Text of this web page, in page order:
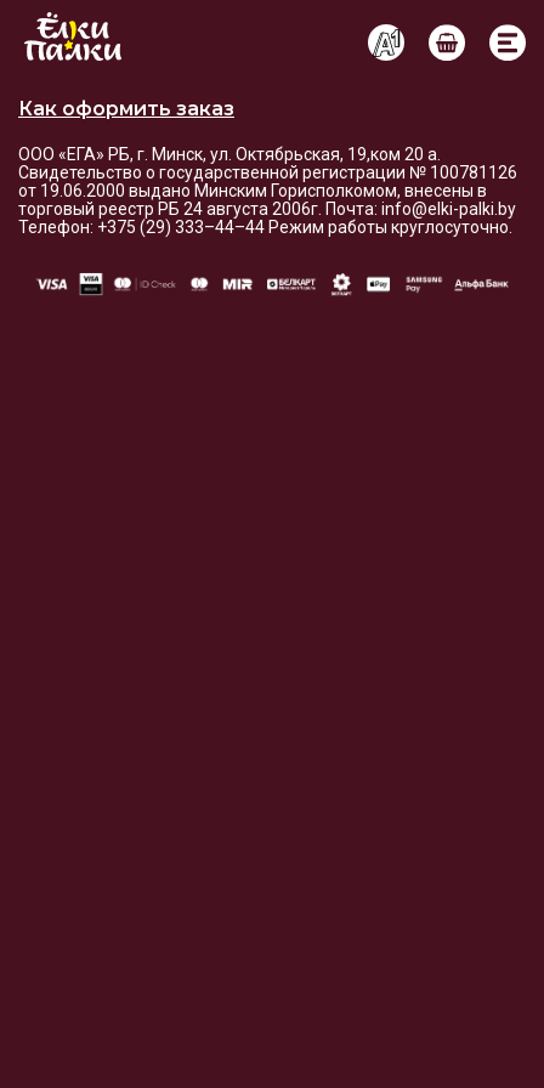
Условия оплаты и доставки
Как оформить заказ
ООО «ЕГА» РБ, г. Минск, ул. Октябрьская, 19,ком 20 а.
Свидетельство о государственной регистрации № 100781126
от 19.06.2000 выдано Минским Горисполкомом, внесены в
торговый реестр РБ 24 августа 2006г. Почта: info@elki-palki.by
Телефон: +375 (29) 333–44–44 Режим работы круглосуточно.